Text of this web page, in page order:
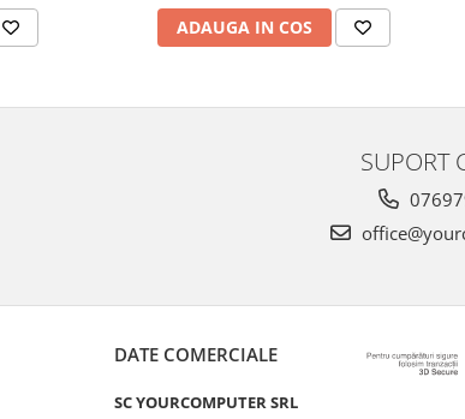
ADAUGA IN COS
SUPORT
DATE COMERCIALE
SC YOURCOMPUTER SRL